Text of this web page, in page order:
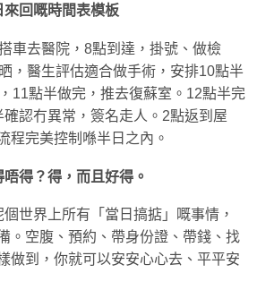
回嘅時間表模板
車去醫院，8點到達，掛號、做檢
，醫生評估適合做手術，安排10點半
11點半做完，推去復蘇室。12點半完
認冇異常，簽名走人。2點返到屋
程完美控制喺半日之內。
得？得，而且好得。
世界上所有「當日搞掂」嘅事情，
。空腹、預約、帶身份證、帶錢、找
到，你就可以安安心心去、平平安